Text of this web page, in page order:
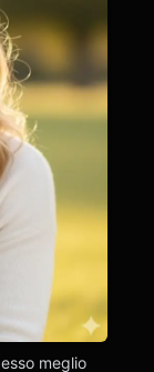
meglio